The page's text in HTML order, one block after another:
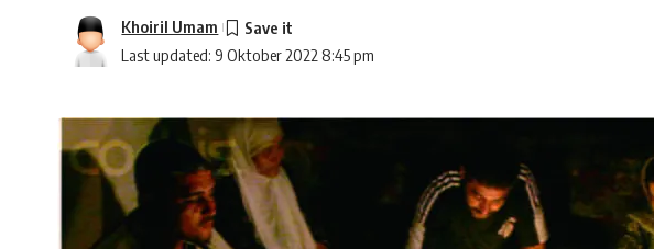
Last updated: 9 Oktober 2022 8:45 pm
Khoiril Umam